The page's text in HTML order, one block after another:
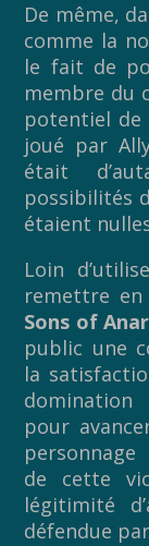
De même,
comme la
le fait de
membre du
potentiel de
joué par
était
possibilités
étaient
Loin
remettre
Sons of
public une
la
pour
de cette
légitimité
défendue